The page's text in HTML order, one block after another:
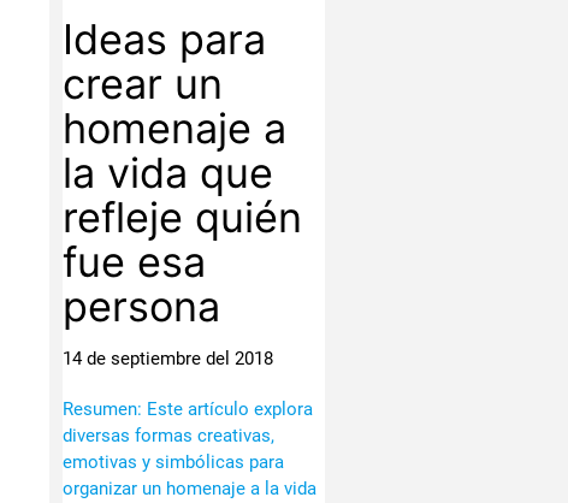
Ideas para
crear un
homenaje a
la vida que
refleje quién
fue esa
persona
14 de septiembre del 2018
Resumen: Este artículo explora
diversas formas creativas,
emotivas y simbólicas para
organizar un homenaje a la vida